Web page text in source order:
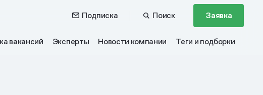
Подписка Поиск Заявка
вакансий Эксперты Новости компании Теги и подборки